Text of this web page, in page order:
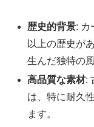
歴史的背景: カ
以上の歴史が
生んだ独特の
高品質な素材:
は、特に耐久
ます。